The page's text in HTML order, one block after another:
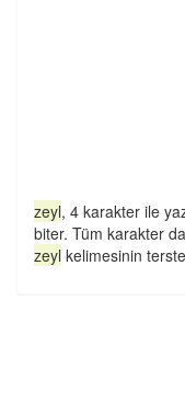
zeyl, 4 karakter ile
biter. Tüm karakter
zeyl kelimesinin